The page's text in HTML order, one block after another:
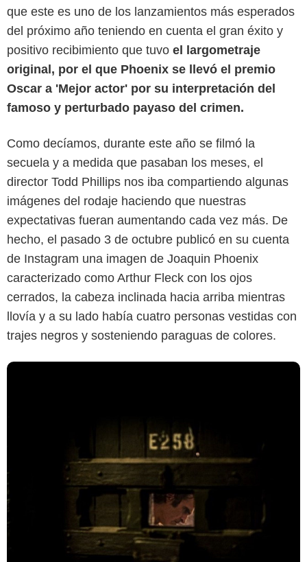
que este es uno de los lanzamientos más esperados
del próximo año teniendo en cuenta el gran éxito y
positivo recibimiento que tuvo el largometraje
original, por el que Phoenix se llevó el premio
Oscar a 'Mejor actor' por su interpretación del
famoso y perturbado payaso del crimen.
Como decíamos, durante este año se filmó la
secuela y a medida que pasaban los meses, el
director Todd Phillips nos iba compartiendo algunas
imágenes del rodaje haciendo que nuestras
expectativas fueran aumentando cada vez más. De
hecho, el pasado 3 de octubre publicó en su cuenta
de Instagram una imagen de Joaquin Phoenix
caracterizado como Arthur Fleck con los ojos
cerrados, la cabeza inclinada hacia arriba mientras
llovía y a su lado había cuatro personas vestidas con
trajes negros y sosteniendo paraguas de colores.
Instagram @toddphillips